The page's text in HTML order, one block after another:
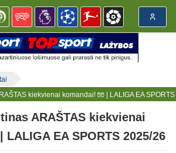
kiekvienai komandai! 🧤 | LALIGA EA
ARAŠTAS kiekvienai
LALIGA EA SPORTS 2025/26